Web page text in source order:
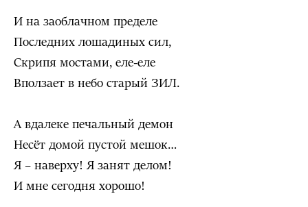
И на заоблачном пределе
Последних лошадиных сил,
Скрипя мостами, еле-еле
Вползает в небо старый ЗИЛ.
А вдалеке печальный демон
Несёт домой пустой мешок…
Я – наверху! Я занят делом!
И мне сегодня хорошо!